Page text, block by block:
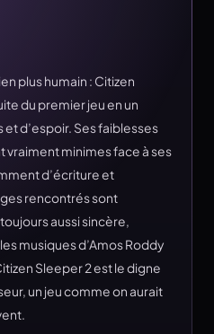
plus humain : Citizen
du premier jeu en un
d’espoir. Ses faiblesses
vraiment minimes face à ses
d’écriture et
rencontrés sont
aussi sincère,
musiques d’Amos Roddy
Sleeper 2 est le digne
un jeu comme on aurait